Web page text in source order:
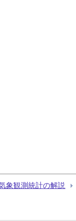
象観測統計の解説